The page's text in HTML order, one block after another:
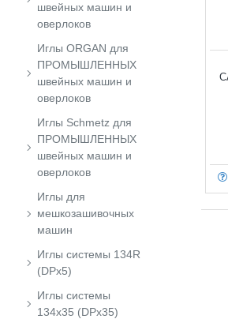
швейных машин и
оверлоков
Иглы ORGAN для
ПРОМЫШЛЕННЫХ
швейных машин и
оверлоков
Иглы Schmetz для
ПРОМЫШЛЕННЫХ
швейных машин и
оверлоков
Иглы для
мешкозашивочных
машин
Иглы системы 134R
(DPx5)
Иглы системы
134x35 (DPx35)